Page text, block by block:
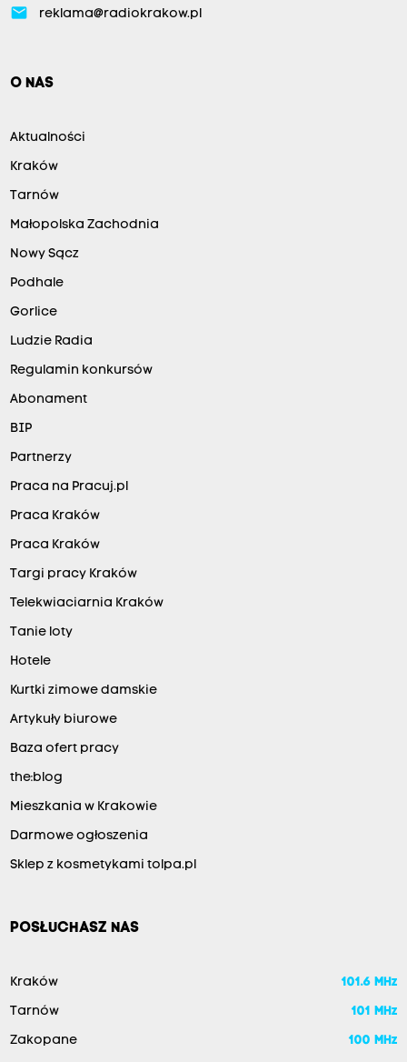
email reklama@radiokrakow.pl
O NAS
Aktualności
Kraków
Tarnów
Małopolska Zachodnia
Nowy Sącz
Podhale
Gorlice
Ludzie Radia
Regulamin konkursów
Abonament
BIP
Partnerzy
Praca na Pracuj.pl
Praca Kraków
Praca Kraków
Targi pracy Kraków
Telekwiaciarnia Kraków
Tanie loty
Hotele
Kurtki zimowe damskie
Artykuły biurowe
Baza ofert pracy
the:blog
Mieszkania w Krakowie
Darmowe ogłoszenia
Sklep z kosmetykami tolpa.pl
POSŁUCHASZ NAS
Kraków 101.6 MHz
Tarnów 101 MHz
Zakopane 100 MHz